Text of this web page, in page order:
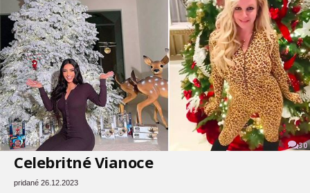
30
Celebritné Vianoce
pridané 26.12.2023